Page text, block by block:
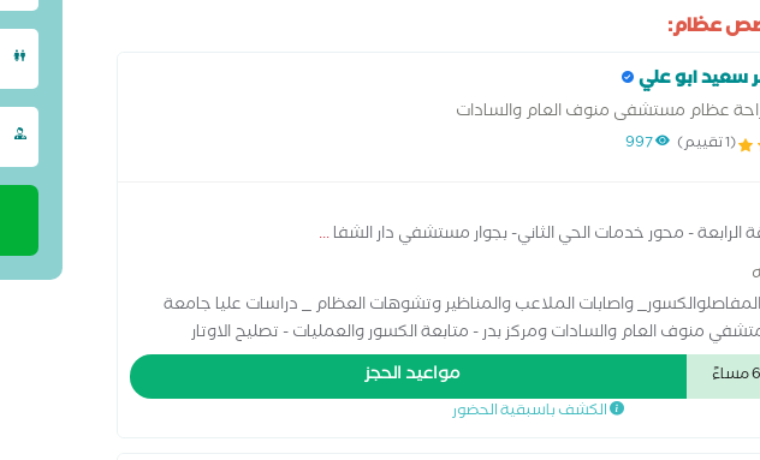
عظام:
سعيد ابو علي
عظام مستشفى منوف العام والسادات
(1 تقييم) 997
الرابعة - محور خدمات الحي الثاني- بجوار مستشفي دار الشفا...
واصابات الملاعب والمناظير وتشوهات العظام _ دراسات عليا جامعة
خبره _ متشفي منوف العام والسادات ومركز بدر - متابعة الكسور والعمليات - تصليح الاوتار
مواعيد الحجز
الكشف باسبقية الحضور